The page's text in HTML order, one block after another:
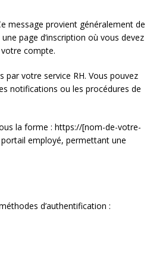
message provient généralement de
page d’inscription où vous devez
compte.
votre service RH. Vous pouvez
notifications ou les procédures de
la forme : https://[nom-de-votre-
employé, permettant une
d’authentification :